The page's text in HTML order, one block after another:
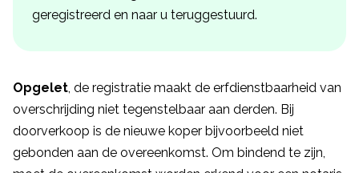
geregistreerd en naar u teruggestuurd.
Opgelet, de registratie maakt de erfdienstbaarheid van
overschrijding niet tegenstelbaar aan derden. Bij
doorverkoop is de nieuwe koper bijvoorbeeld niet
gebonden aan de overeenkomst. Om bindend te zijn,